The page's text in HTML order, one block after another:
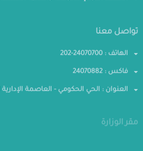
تواصل معنا
الهاتف : 24070700-202
فاكس : 24070882
العنوان : الحي الحكومي - العاصمة الإدارية